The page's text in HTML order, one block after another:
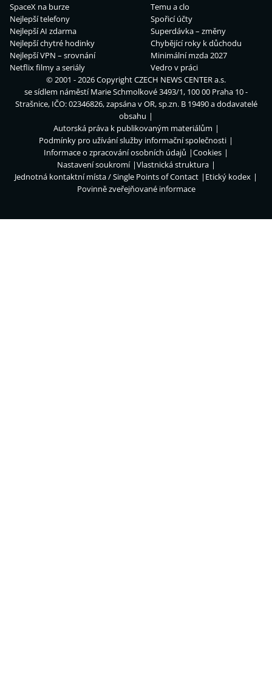
SpaceX na burze
Nejlepší telefony
Nejlepší AI zdarma
Nejlepší chytré hodinky
Nejlepší VPN – srovnání
Netflix filmy a seriály
Temu a clo
Spořicí účty
Superdávka – změny
Chybějící roky k důchodu
Minimální mzda 2027
Vedro v práci
© 2001 - 2026 CopyrightCZECH NEWS CENTER a.s.
se sídlem náměstí Marie Schmolkové 3493/1, 100 00 Praha 10 -
Strašnice, IČO: 02346826, zapsána v OR, sp.zn. B 19490 a dodavatelé
obsahu
Autorská práva k publikovaným materiálům
Podmínky pro užívání služby informační společnosti
Informace o zpracování osobních údajů
Cookies
Nastavení soukromí
Vlastnická struktura
Jednotná kontaktní místa / Single Points of Contact
Etický kodex
Povinně zveřejňované informace